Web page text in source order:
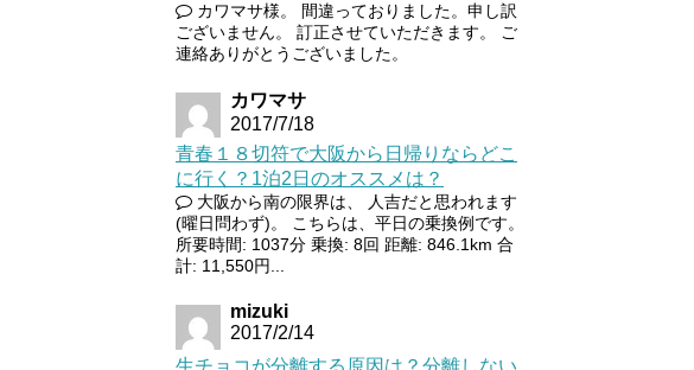
カワマサ様。 間違っておりました。申し訳
ございません。 訂正させていただきます。 ご
連絡ありがとうございました。
カワマサ
2017/7/18
青春１８切符で大阪から日帰りならどこ
に行く？1泊2日のオススメは？
大阪から南の限界は、 人吉だと思われます
(曜日問わず)。 こちらは、平日の乗換例です。
所要時間: 1037分 乗換: 8回 距離: 846.1km 合
計: 11,550円...
mizuki
2017/2/14